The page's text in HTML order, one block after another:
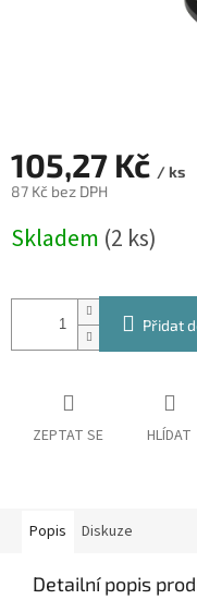
105,27 Kč / ks
87 Kč bez DPH
cena:
Skladem (2 ks)
Přidat
ZEPTAT SE HLÍDAT
Popis Diskuze
Detailní popis